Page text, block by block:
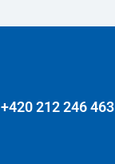
+420 212 246 463